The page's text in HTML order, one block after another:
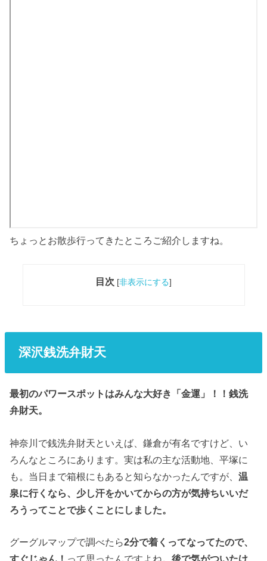
ちょっとお散歩行ってきたところご紹介しますね。
目次 [非表示にする]
深沢銭洗弁財天
最初のパワースポットはみんな大好き「金運」！！銭洗
弁財天。
神奈川で銭洗弁財天といえば、鎌倉が有名ですけど、い
ろんなところにあります。実は私の主な活動地、平塚に
も。当日まで箱根にもあると知らなかったんですが、温
泉に行くなら、少し汗をかいてからの方が気持ちいいだ
ろうってことで歩くことにしました。
グーグルマップで調べたら2分で着くってなってたので、
すぐじゃん！ って思ったんですよね。後で気がついたけ